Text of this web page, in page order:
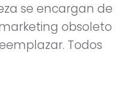
se encargan de
obsoleto
Todos